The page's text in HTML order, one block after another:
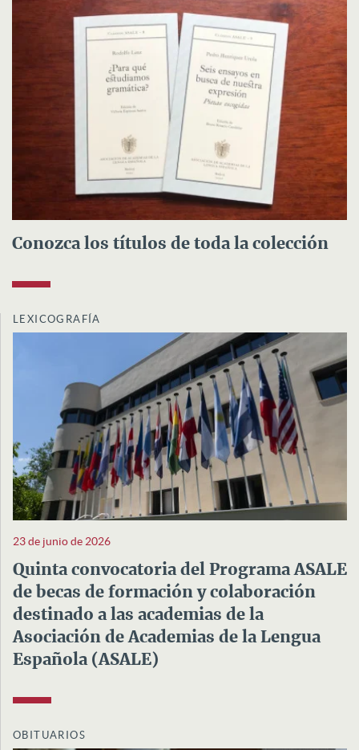
Conozca los títulos de toda la colección
LEXICOGRAFÍA
23 de junio de 2026
Quinta convocatoria del Programa ASALE
de becas de formación y colaboración
destinado a las academias de la
Asociación de Academias de la Lengua
Española (ASALE)
OBITUARIOS